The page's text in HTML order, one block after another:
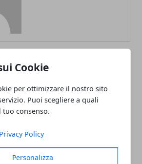
Cookie
per ottimizzare il nostro sito
Puoi scegliere a quali
consenso.
Privacy Policy
Personalizza